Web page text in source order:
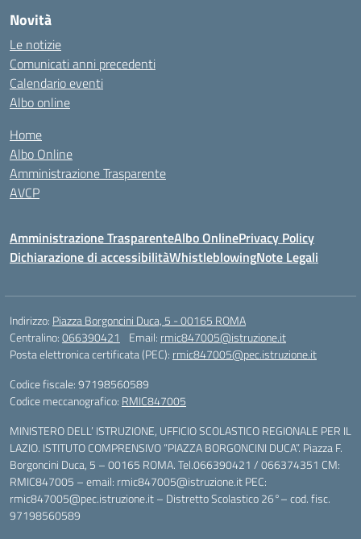
Novità
Le notizie
Comunicati anni precedenti
Calendario eventi
Albo online
Home
Albo Online
Amministrazione Trasparente
AVCP
Amministrazione TrasparenteAlbo OnlinePrivacy Policy
Dichiarazione di accessibilitàWhistleblowingNote Legali
Indirizzo: Piazza Borgoncini Duca, 5 - 00165 ROMA
Centralino:066390421 Email: rmic847005@istruzione.it
Posta elettronica certificata (PEC): rmic847005@pec.istruzione.it
Codice fiscale: 97198560589
Codice meccanografico: RMIC847005
MINISTERO DELL’ ISTRUZIONE, UFFICIO SCOLASTICO REGIONALE PER IL
LAZIO. ISTITUTO COMPRENSIVO “PIAZZA BORGONCINI DUCA”. Piazza F.
Borgoncini Duca, 5 – 00165 ROMA. Tel.066390421 / 066374351 CM:
RMIC847005 – email: rmic847005@istruzione.it PEC:
rmic847005@pec.istruzione.it – Distretto Scolastico 26°– cod. fisc.
97198560589